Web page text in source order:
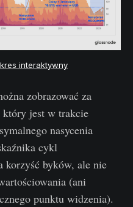
interaktywny
zobrazować za
jest w trakcie
nasycenia
cykl
korzyść byków, ale nie
(ani
punktu widzenia).